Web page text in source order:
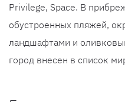
Privilege, Space. В
обустроенных пляжей,
ландшафтами и
город внесен в список